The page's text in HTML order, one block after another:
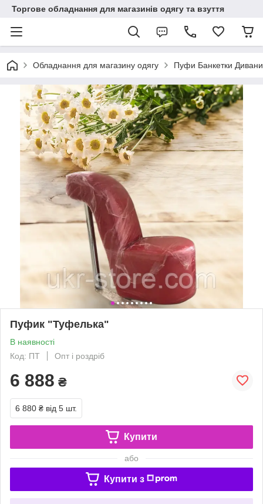
Торгове обладнання для магазинів одягу та взуття
Обладнання для магазину одягу Пуфи Банкетки Дивани
Пуфик "Туфелька"
В наявності
Код: ПТ
Опт і роздріб
6 888 ₴
6 880 ₴ від 5 шт.
Купити
або
Купити з